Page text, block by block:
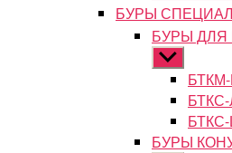
БУРЫ
БУРЫ ДЛЯ
Показывать
подменю
БУРЫ